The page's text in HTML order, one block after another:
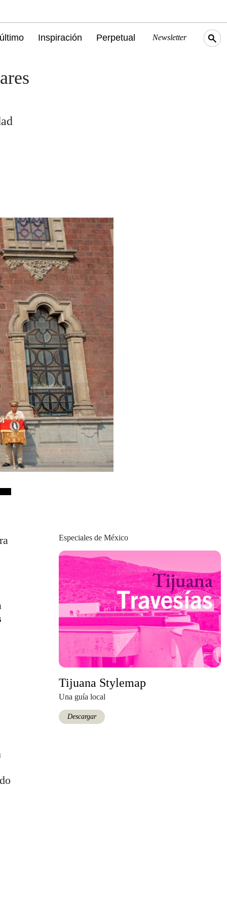
Inspiración Perpetual Newsletter
Especiales de México
Tijuana Stylemap
Una guía local
Descargar